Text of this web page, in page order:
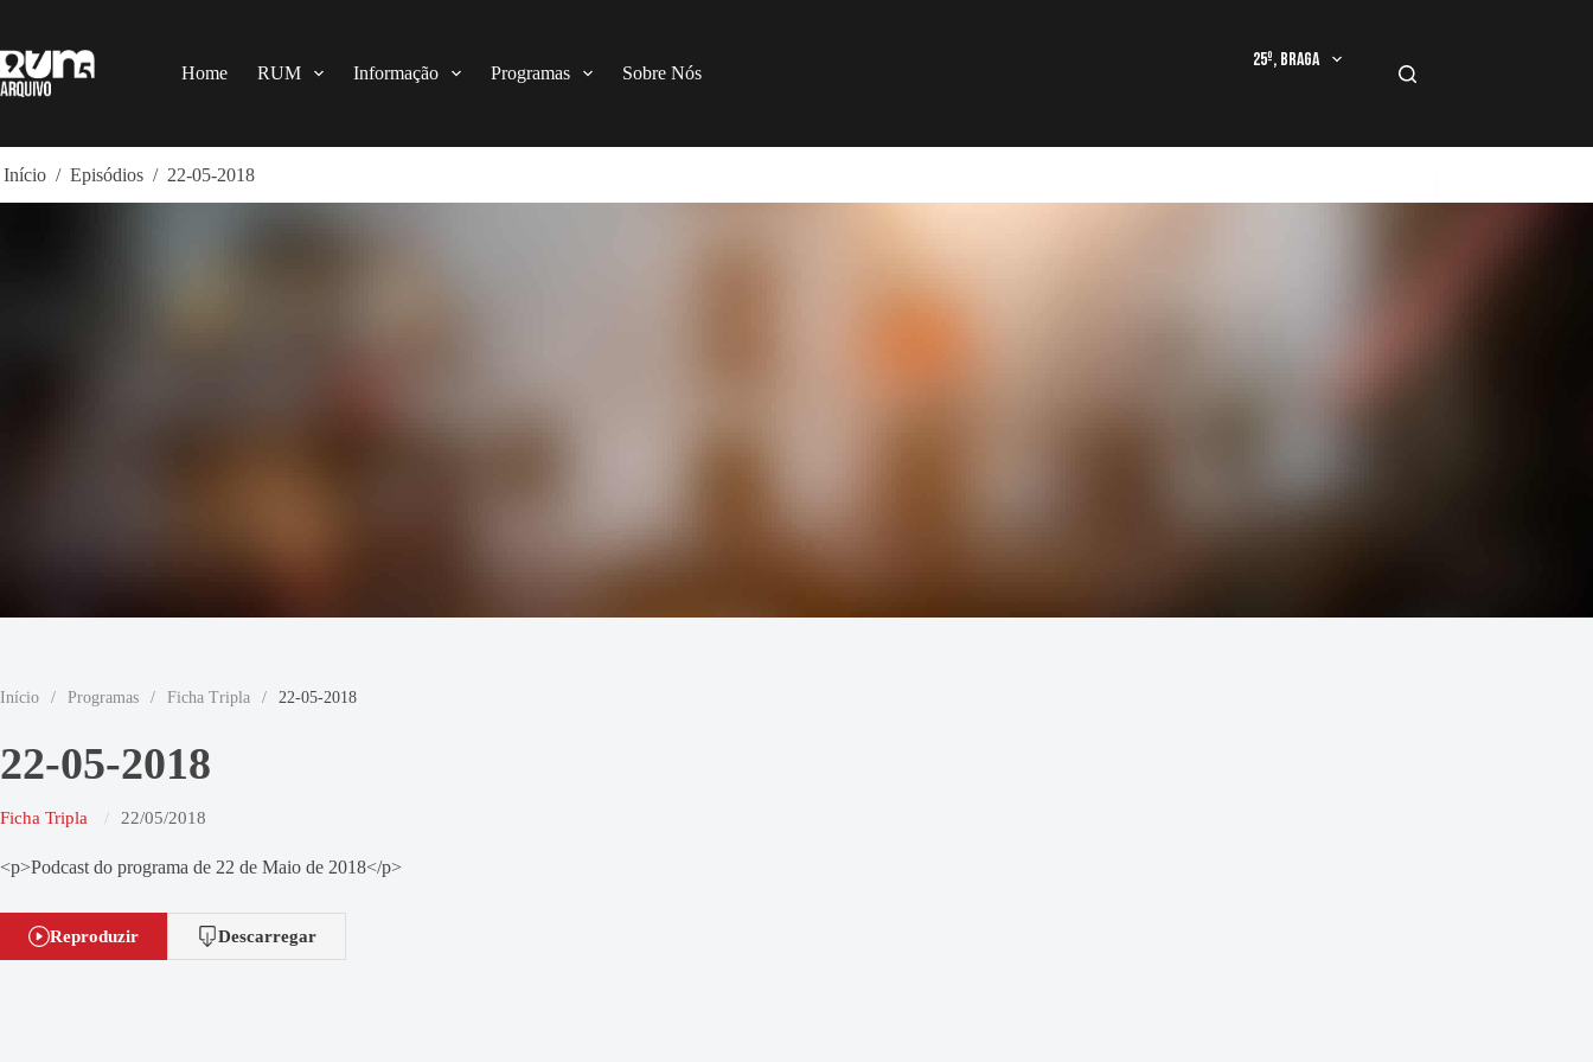
o
conteúdo
Home RUM Informação Programas Sobre Nós
25º, Braga
Início / Episódios / 22-05-2018
Início / Programas / Ficha Tripla / 22-05-2018
22-05-2018
Ficha Tripla 22/05/2018
<p>Podcast do programa de 22 de Maio de 2018</p>
Reproduzir Descarregar